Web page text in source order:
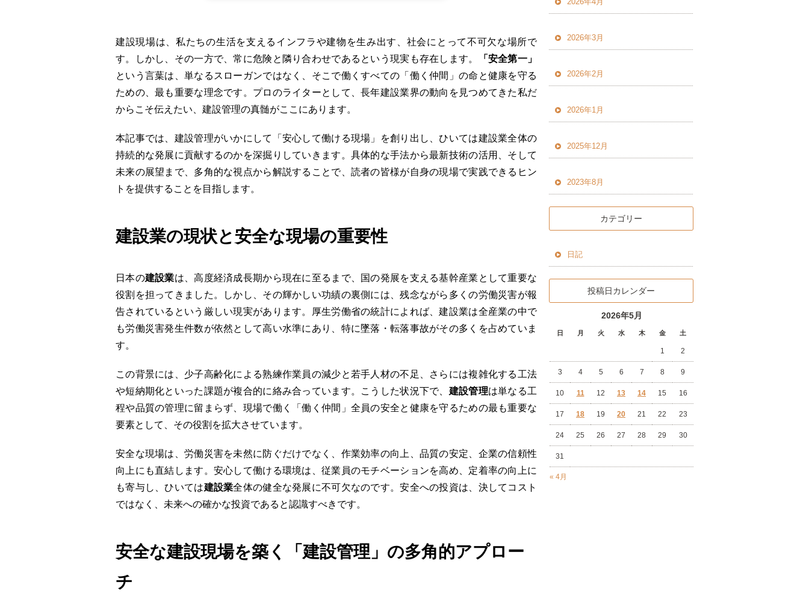
建設現場は、私たちの生活を支えるインフラや建物を生み出す、社会にとって不可欠な場所で
す。しかし、その一方で、常に危険と隣り合わせであるという現実も存在します。
「安全第一」
という言葉は、単なるスローガンではなく、そこで働くすべての「働く仲間」の命と健康を守る
ための、最も重要な理念です。プロのライターとして、長年建設業界の動向を見つめてきた私だ
からこそ伝えたい、建設管理の真髄がここにあります。
本記事では、建設管理がいかにして「安心して働ける現場」を創り出し、ひいては建設業全体の
持続的な発展に貢献するのかを深掘りしていきます。具体的な手法から最新技術の活用、そして
未来の展望まで、多角的な視点から解説することで、読者の皆様が自身の現場で実践できるヒン
トを提供することを目指します。
建設業の現状と安全な現場の重要性
日本の建設業は、高度経済成長期から現在に至るまで、国の発展を支える基幹産業として重要な
役割を担ってきました。しかし、その輝かしい功績の裏側には、残念ながら多くの労働災害が報
告されているという厳しい現実があります。厚生労働省の統計によれば、建設業は全産業の中で
も労働災害発生件数が依然として高い水準にあり、特に墜落・転落事故がその多くを占めていま
す。
この背景には、少子高齢化による熟練作業員の減少と若手人材の不足、さらには複雑化する工法
や短納期化といった課題が複合的に絡み合っています。こうした状況下で、 建設管理は単なる工
程や品質の管理に留まらず、現場で働く「働く仲間」全員の安全と健康を守るための最も重要な
要素として、その役割を拡大させています。
安全な現場は、労働災害を未然に防ぐだけでなく、作業効率の向上、品質の安定、企業の信頼性
向上にも直結します。安心して働ける環境は、従業員のモチベーションを高め、定着率の向上に
も寄与し、ひいては建設業全体の健全な発展に不可欠なのです。安全への投資は、決してコスト
ではなく、未来への確かな投資であると認識すべきです。
安全な建設現場を築く「建設管理」の多角的アプロー
チ
2026年3月
2026年2月
2026年1月
2025年12月
2023年8月
カテゴリー
日記
投稿日カレンダー
2026年5月
日 月 火 水 木 金 土
« 4月
1 2
3 4 5 6 7 8 9
10 11 12 13 14 15 16
17 18 19 20 21 22 23
24 25 26 27 28 29 30
31